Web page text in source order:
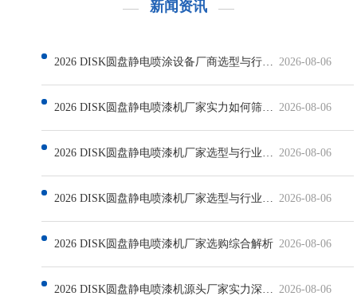
新闻资讯
2026-08-06
2026-08-06
2026-08-06
2026-08-06
2026 DISK圆盘静电喷漆机厂家选购综合解析 2026-08-06
2026-08-06